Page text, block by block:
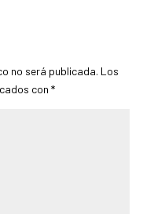
no será publicada. Los
con *